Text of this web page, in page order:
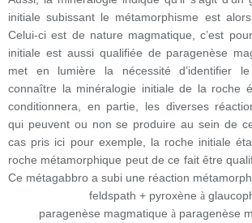
initiale subissant le métamorphisme est
Celui-ci est de nature magmatique, c’est
initiale est aussi qualifiée de paragenèse
met en lumière la nécessité d’identifier
connaître la minéralogie initiale de la roche
conditionnera, en partie, les diverses
qui peuvent ou non se produire au sein de
cas pris ici pour exemple, la roche initiale
roche métamorphique peut de ce fait être
Ce métagabbro a subi une réaction
feldspath + pyroxène à
paragenèse magmatique àparagenèse